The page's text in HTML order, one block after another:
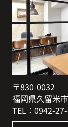
〒830-0032
福岡県久留米
TEL：0942-